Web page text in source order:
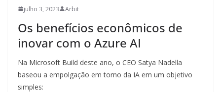
julho 3, 2023 Arbit
Os benefícios econômicos de
inovar com o Azure AI
Na Microsoft Build deste ano, o CEO Satya Nadella
baseou a empolgação em torno da IA ​​em um objetivo
simples: